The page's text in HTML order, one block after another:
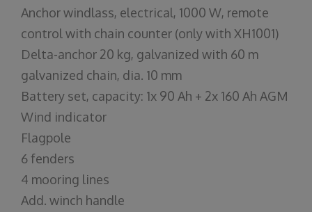
Anchor windlass, electrical, 1000 W, remote
control with chain counter (only with XH1001)
Delta-anchor 20 kg, galvanized with 60 m
galvanized chain, dia. 10 mm
Battery set, capacity: 1x 90 Ah + 2x 160 Ah AGM
Wind indicator
Flagpole
6 fenders
4 mooring lines
Add. winch handle